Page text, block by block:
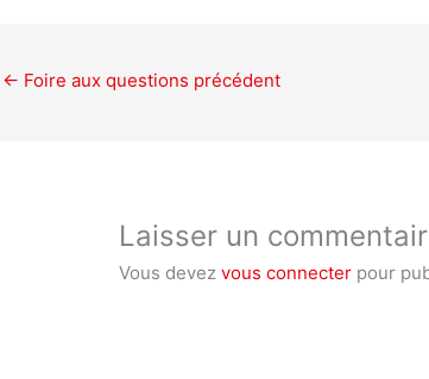
← Foire aux questions précédent
Laisser un
Vous devezvous connecter pour